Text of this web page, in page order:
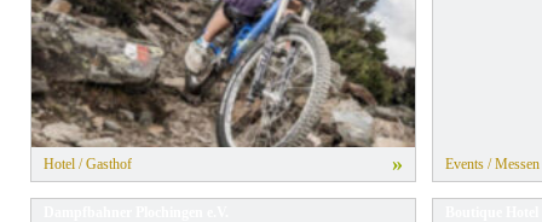
Hotel / Gasthof » Events / Messen